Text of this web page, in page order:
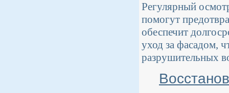
Регулярный
помогут
обеспечит
уход за фасадом,
разрушительных